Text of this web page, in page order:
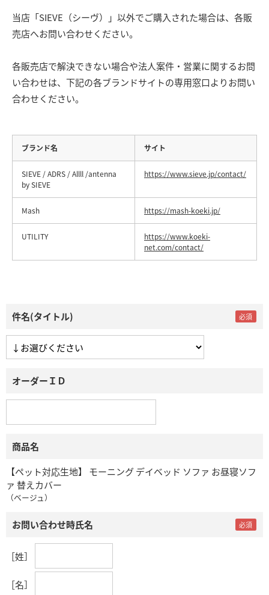
当店「SIEVE（シーヴ）」以外でご購入された場合は、各販
売店へお問い合わせください。
各販売店で解決できない場合や法人案件・営業に関するお問
い合わせは、下記の各ブランドサイトの専用窓口よりお問い
合わせください。
ブランド名 サイト
SIEVE / ADRS / Allll /antenna
by SIEVE
https://www.sieve.jp/contact/
Mash https://mash-koeki.jp/
UTILITY
https://www.koeki-
net.com/contact/
件名(タイトル)
オーダーＩＤ
商品名
【ペット対応生地】 モーニング デイベッド ソファ お昼寝ソフ
ァ 替えカバー
（ベージュ）
お問い合わせ時氏名
［姓］
［名］